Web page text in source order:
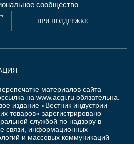
сообщество
ПРИ ПОДДЕРЖКЕ
материалов сайта
на www.acgi.ru обязательна.
издание «Вестник индустрии
товаров» зарегистрировано
службой по надзору в
связи, информационных
и массовых коммуникаций